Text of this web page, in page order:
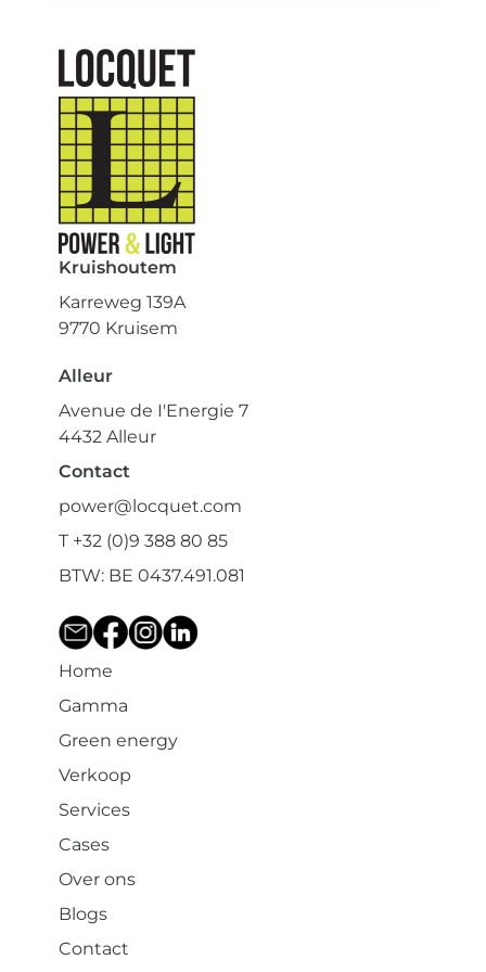
Kruishoutem
Karreweg 139A
9770 Kruisem
Alleur
Avenue de I'Energie 7
4432 Alleur
Contact
power@locquet.com
T +32 (0)9 388 80 85
BTW: BE 0437.491.081
Home
Gamma
Green energy
Verkoop
Services
Cases
Over ons
Blogs
Contact